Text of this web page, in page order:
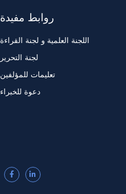
روابط مفيدة
اللجنة العلمية و لجنة القراءة
لجنة التحرير
تعليمات للمؤلفين
دعوة للخبراء